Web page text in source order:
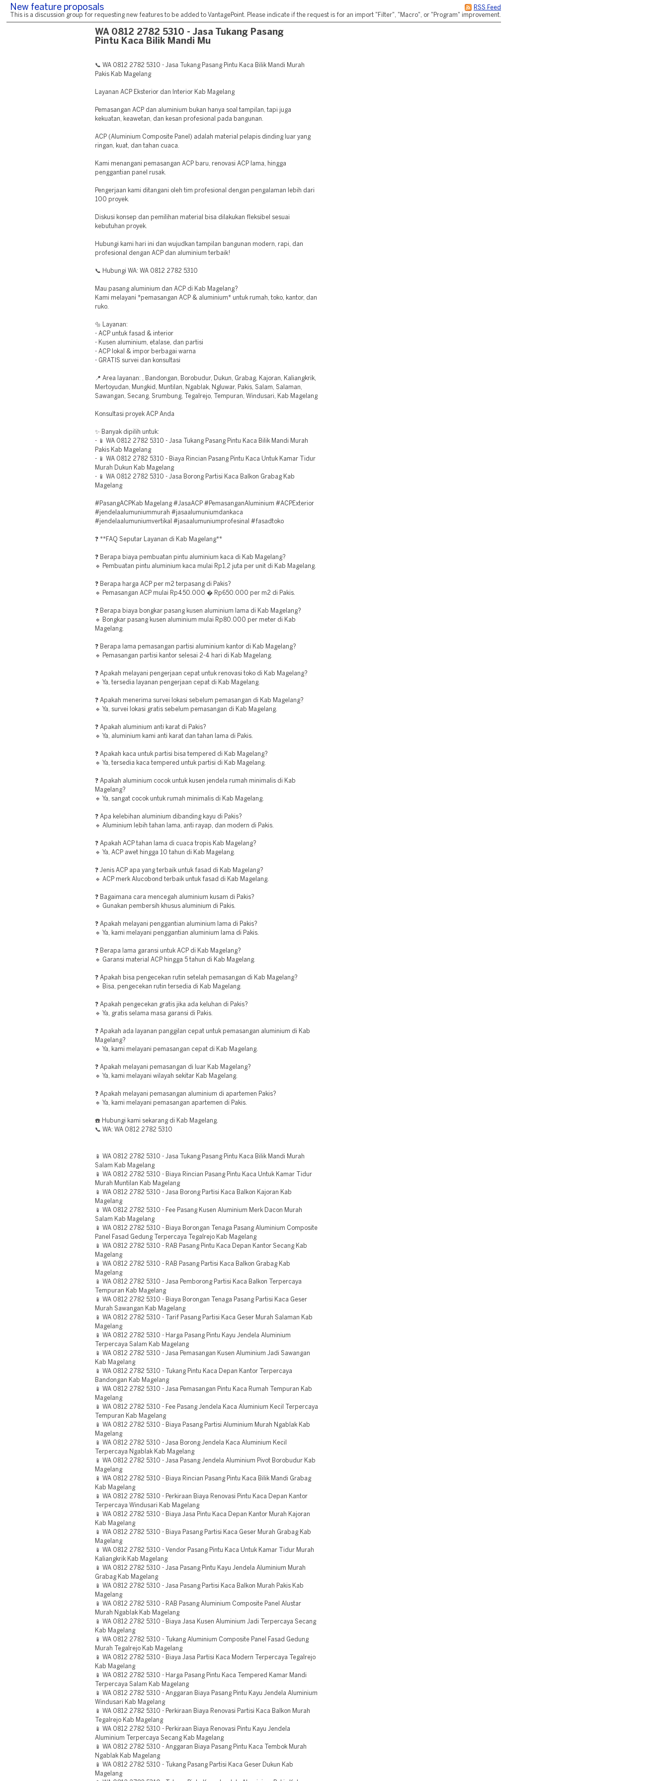
RSS Feed
New feature proposals
This is a discussion group for requesting new features to be added to VantagePoint. Please indicate if the request is for an import "Filter", "Macro", or "Program" improvement.
WA 0812 2782 5310 - Jasa Tukang Pasang
Pintu Kaca Bilik Mandi Mu
📞 WA 0812 2782 5310 - Jasa Tukang Pasang Pintu Kaca Bilik Mandi Murah
Pakis Kab Magelang
Layanan ACP Eksterior dan Interior Kab Magelang
Pemasangan ACP dan aluminium bukan hanya soal tampilan, tapi juga
kekuatan, keawetan, dan kesan profesional pada bangunan.
ACP (Aluminium Composite Panel) adalah material pelapis dinding luar yang
ringan, kuat, dan tahan cuaca.
Kami menangani pemasangan ACP baru, renovasi ACP lama, hingga
penggantian panel rusak.
Pengerjaan kami ditangani oleh tim profesional dengan pengalaman lebih dari
100 proyek.
Diskusi konsep dan pemilihan material bisa dilakukan fleksibel sesuai
kebutuhan proyek.
Hubungi kami hari ini dan wujudkan tampilan bangunan modern, rapi, dan
profesional dengan ACP dan aluminium terbaik!
📞 Hubungi WA: WA 0812 2782 5310
Mau pasang aluminium dan ACP di Kab Magelang?
Kami melayani *pemasangan ACP & aluminium* untuk rumah, toko, kantor, dan
ruko.
🔩 Layanan:
- ACP untuk fasad & interior
- Kusen aluminium, etalase, dan partisi
- ACP lokal & impor berbagai warna
- GRATIS survei dan konsultasi
📍 Area layanan: , Bandongan, Borobudur, Dukun, Grabag, Kajoran, Kaliangkrik,
Mertoyudan, Mungkid, Muntilan, Ngablak, Ngluwar, Pakis, Salam, Salaman,
Sawangan, Secang, Srumbung, Tegalrejo, Tempuran, Windusari, Kab Magelang
Konsultasi proyek ACP Anda
✨ Banyak dipilih untuk:
- 📱 WA 0812 2782 5310 - Jasa Tukang Pasang Pintu Kaca Bilik Mandi Murah
Pakis Kab Magelang
- 📱 WA 0812 2782 5310 - Biaya Rincian Pasang Pintu Kaca Untuk Kamar Tidur
Murah Dukun Kab Magelang
- 📱 WA 0812 2782 5310 - Jasa Borong Partisi Kaca Balkon Grabag Kab
Magelang
#PasangACPKab Magelang #JasaACP #PemasanganAluminium #ACPExterior
#jendelaalumuniummurah #jasaalumuniumdankaca
#jendelaalumuniumvertikal #jasaalumuniumprofesinal #fasadtoko
❓ **FAQ Seputar Layanan di Kab Magelang**
❓ Berapa biaya pembuatan pintu aluminium kaca di Kab Magelang?
🔹 Pembuatan pintu aluminium kaca mulai Rp1,2 juta per unit di Kab Magelang.
❓ Berapa harga ACP per m2 terpasang di Pakis?
🔹 Pemasangan ACP mulai Rp450.000 � Rp650.000 per m2 di Pakis.
❓ Berapa biaya bongkar pasang kusen aluminium lama di Kab Magelang?
🔹 Bongkar pasang kusen aluminium mulai Rp80.000 per meter di Kab
Magelang.
❓ Berapa lama pemasangan partisi aluminium kantor di Kab Magelang?
🔹 Pemasangan partisi kantor selesai 2-4 hari di Kab Magelang.
❓ Apakah melayani pengerjaan cepat untuk renovasi toko di Kab Magelang?
🔹 Ya, tersedia layanan pengerjaan cepat di Kab Magelang.
❓ Apakah menerima survei lokasi sebelum pemasangan di Kab Magelang?
🔹 Ya, survei lokasi gratis sebelum pemasangan di Kab Magelang.
❓ Apakah aluminium anti karat di Pakis?
🔹 Ya, aluminium kami anti karat dan tahan lama di Pakis.
❓ Apakah kaca untuk partisi bisa tempered di Kab Magelang?
🔹 Ya, tersedia kaca tempered untuk partisi di Kab Magelang.
❓ Apakah aluminium cocok untuk kusen jendela rumah minimalis di Kab
Magelang?
🔹 Ya, sangat cocok untuk rumah minimalis di Kab Magelang.
❓ Apa kelebihan aluminium dibanding kayu di Pakis?
🔹 Aluminium lebih tahan lama, anti rayap, dan modern di Pakis.
❓ Apakah ACP tahan lama di cuaca tropis Kab Magelang?
🔹 Ya, ACP awet hingga 10 tahun di Kab Magelang.
❓ Jenis ACP apa yang terbaik untuk fasad di Kab Magelang?
🔹 ACP merk Alucobond terbaik untuk fasad di Kab Magelang.
❓ Bagaimana cara mencegah aluminium kusam di Pakis?
🔹 Gunakan pembersih khusus aluminium di Pakis.
❓ Apakah melayani penggantian aluminium lama di Pakis?
🔹 Ya, kami melayani penggantian aluminium lama di Pakis.
❓ Berapa lama garansi untuk ACP di Kab Magelang?
🔹 Garansi material ACP hingga 5 tahun di Kab Magelang.
❓ Apakah bisa pengecekan rutin setelah pemasangan di Kab Magelang?
🔹 Bisa, pengecekan rutin tersedia di Kab Magelang.
❓ Apakah pengecekan gratis jika ada keluhan di Pakis?
🔹 Ya, gratis selama masa garansi di Pakis.
❓ Apakah ada layanan panggilan cepat untuk pemasangan aluminium di Kab
Magelang?
🔹 Ya, kami melayani pemasangan cepat di Kab Magelang.
❓ Apakah melayani pemasangan di luar Kab Magelang?
🔹 Ya, kami melayani wilayah sekitar Kab Magelang.
❓ Apakah melayani pemasangan aluminium di apartemen Pakis?
🔹 Ya, kami melayani pemasangan apartemen di Pakis.
☎️ Hubungi kami sekarang di Kab Magelang.
📞 WA: WA 0812 2782 5310
📱 WA 0812 2782 5310 - Jasa Tukang Pasang Pintu Kaca Bilik Mandi Murah
Salam Kab Magelang
📱 WA 0812 2782 5310 - Biaya Rincian Pasang Pintu Kaca Untuk Kamar Tidur
Murah Muntilan Kab Magelang
📱 WA 0812 2782 5310 - Jasa Borong Partisi Kaca Balkon Kajoran Kab
Magelang
📱 WA 0812 2782 5310 - Fee Pasang Kusen Aluminium Merk Dacon Murah
Salam Kab Magelang
📱 WA 0812 2782 5310 - Biaya Borongan Tenaga Pasang Aluminium Composite
Panel Fasad Gedung Terpercaya Tegalrejo Kab Magelang
📱 WA 0812 2782 5310 - RAB Pasang Pintu Kaca Depan Kantor Secang Kab
Magelang
📱 WA 0812 2782 5310 - RAB Pasang Partisi Kaca Balkon Grabag Kab
Magelang
📱 WA 0812 2782 5310 - Jasa Pemborong Partisi Kaca Balkon Terpercaya
Tempuran Kab Magelang
📱 WA 0812 2782 5310 - Biaya Borongan Tenaga Pasang Partisi Kaca Geser
Murah Sawangan Kab Magelang
📱 WA 0812 2782 5310 - Tarif Pasang Partisi Kaca Geser Murah Salaman Kab
Magelang
📱 WA 0812 2782 5310 - Harga Pasang Pintu Kayu Jendela Aluminium
Terpercaya Salam Kab Magelang
📱 WA 0812 2782 5310 - Jasa Pemasangan Kusen Aluminium Jadi Sawangan
Kab Magelang
📱 WA 0812 2782 5310 - Tukang Pintu Kaca Depan Kantor Terpercaya
Bandongan Kab Magelang
📱 WA 0812 2782 5310 - Jasa Pemasangan Pintu Kaca Rumah Tempuran Kab
Magelang
📱 WA 0812 2782 5310 - Fee Pasang Jendela Kaca Aluminium Kecil Terpercaya
Tempuran Kab Magelang
📱 WA 0812 2782 5310 - Biaya Pasang Partisi Aluminium Murah Ngablak Kab
Magelang
📱 WA 0812 2782 5310 - Jasa Borong Jendela Kaca Aluminium Kecil
Terpercaya Ngablak Kab Magelang
📱 WA 0812 2782 5310 - Jasa Pasang Jendela Aluminium Pivot Borobudur Kab
Magelang
📱 WA 0812 2782 5310 - Biaya Rincian Pasang Pintu Kaca Bilik Mandi Grabag
Kab Magelang
📱 WA 0812 2782 5310 - Perkiraan Biaya Renovasi Pintu Kaca Depan Kantor
Terpercaya Windusari Kab Magelang
📱 WA 0812 2782 5310 - Biaya Jasa Pintu Kaca Depan Kantor Murah Kajoran
Kab Magelang
📱 WA 0812 2782 5310 - Biaya Pasang Partisi Kaca Geser Murah Grabag Kab
Magelang
📱 WA 0812 2782 5310 - Vendor Pasang Pintu Kaca Untuk Kamar Tidur Murah
Kaliangkrik Kab Magelang
📱 WA 0812 2782 5310 - Jasa Pasang Pintu Kayu Jendela Aluminium Murah
Grabag Kab Magelang
📱 WA 0812 2782 5310 - Jasa Pasang Partisi Kaca Balkon Murah Pakis Kab
Magelang
📱 WA 0812 2782 5310 - RAB Pasang Aluminium Composite Panel Alustar
Murah Ngablak Kab Magelang
📱 WA 0812 2782 5310 - Biaya Jasa Kusen Aluminium Jadi Terpercaya Secang
Kab Magelang
📱 WA 0812 2782 5310 - Tukang Aluminium Composite Panel Fasad Gedung
Murah Tegalrejo Kab Magelang
📱 WA 0812 2782 5310 - Biaya Jasa Partisi Kaca Modern Terpercaya Tegalrejo
Kab Magelang
📱 WA 0812 2782 5310 - Harga Pasang Pintu Kaca Tempered Kamar Mandi
Terpercaya Salam Kab Magelang
📱 WA 0812 2782 5310 - Anggaran Biaya Pasang Pintu Kayu Jendela Aluminium
Windusari Kab Magelang
📱 WA 0812 2782 5310 - Perkiraan Biaya Renovasi Partisi Kaca Balkon Murah
Tegalrejo Kab Magelang
📱 WA 0812 2782 5310 - Perkiraan Biaya Renovasi Pintu Kayu Jendela
Aluminium Terpercaya Secang Kab Magelang
📱 WA 0812 2782 5310 - Anggaran Biaya Pasang Pintu Kaca Tembok Murah
Ngablak Kab Magelang
📱 WA 0812 2782 5310 - Tukang Pasang Partisi Kaca Geser Dukun Kab
Magelang